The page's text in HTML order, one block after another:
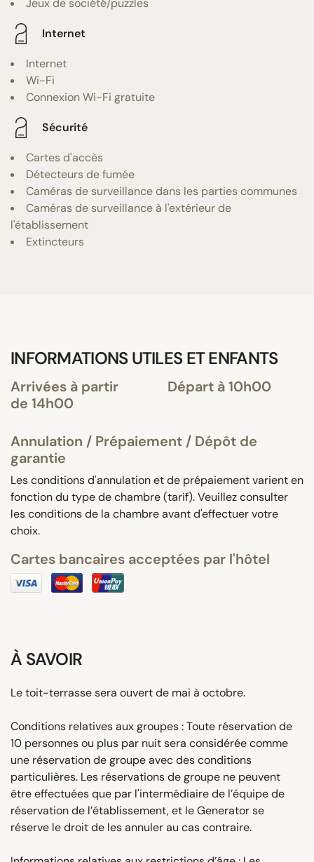
Internet
Internet
Wi-Fi
Connexion Wi-Fi gratuite
Sécurité
Cartes d'accès
Détecteurs de fumée
Caméras de surveillance dans les parties communes
Caméras de surveillance à l'extérieur de
l'établissement
Extincteurs
INFORMATIONS UTILES ET ENFANTS
Arrivées à partir
de 14h00
Départ à 10h00
Annulation / Prépaiement / Dépôt de
garantie
Les conditions d'annulation et de prépaiement varient en
fonction du type de chambre (tarif). Veuillez consulter
les conditions de la chambre avant d'effectuer votre
choix.
Cartes bancaires acceptées par l'hôtel
À SAVOIR
Le toit-terrasse sera ouvert de mai à octobre.
Conditions relatives aux groupes : Toute réservation de
10 personnes ou plus par nuit sera considérée comme
une réservation de groupe avec des conditions
particulières. Les réservations de groupe ne peuvent
être effectuées que par l'intermédiaire de l’équipe de
réservation de l’établissement, et le Generator se
réserve le droit de les annuler au cas contraire.